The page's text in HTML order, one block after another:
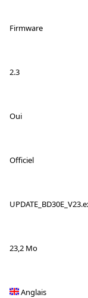
Firmware
2.3
Oui
Officiel
23,2 Mo
Anglais